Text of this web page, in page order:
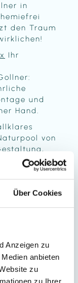
Über Cookies
Anzeigen zu
anbieten
zu
zu Ihrer
in
den Traum
Ihr
und
Hand.
von
ein
einem
für